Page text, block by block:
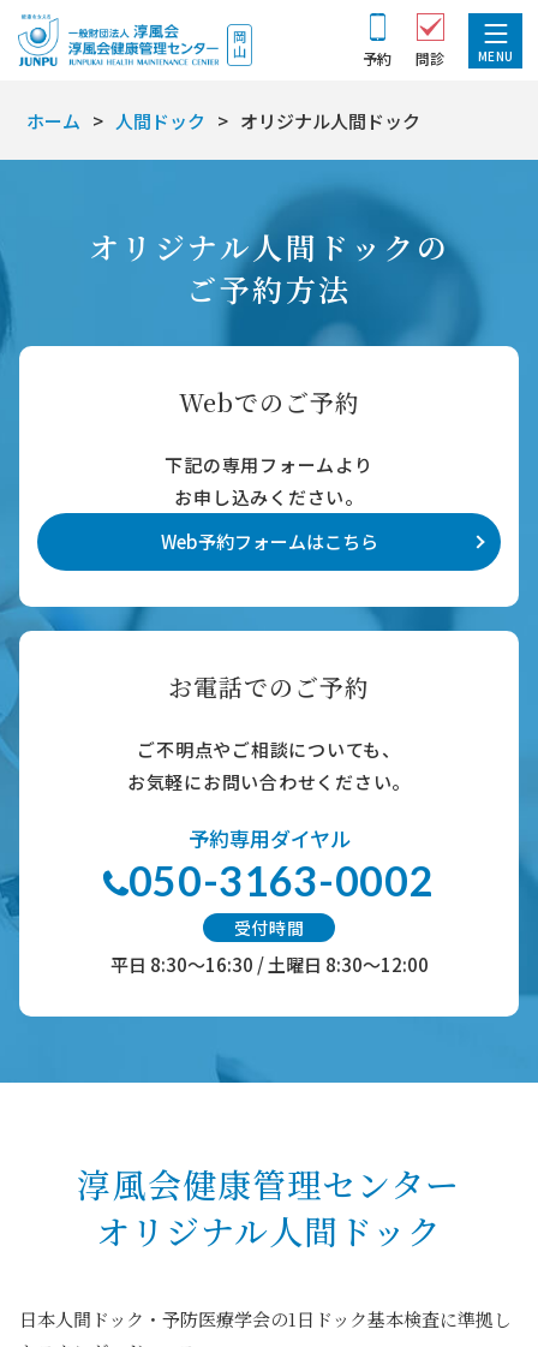
予約 問診 MENU
ホーム 人間ドック オリジナル人間ドック
オリジナル人間ドックの
ご予約方法
Webでのご予約
下記の専用フォームより
お申し込みください。
Web予約フォームはこちら
お電話でのご予約
ご不明点やご相談についても、
お気軽にお問い合わせください。
予約専用ダイヤル
050-3163-0002
受付時間
平日 8:30～16:30 / 土曜日 8:30～12:00
淳風会健康管理センター
オリジナル人間ドック
日本人間ドック・予防医療学会の1日ドック基本検査に準拠し